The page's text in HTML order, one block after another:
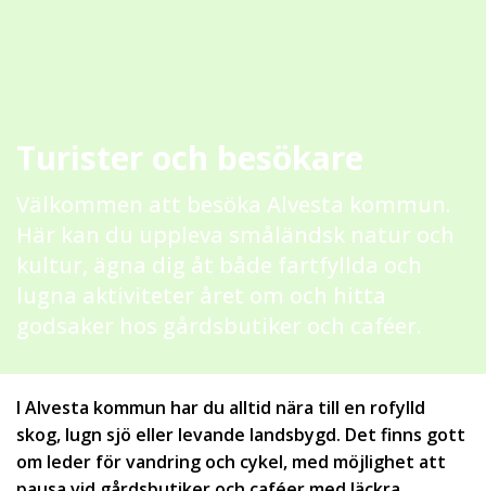
Turister och besökare
Välkommen att besöka Alvesta kommun.
Här kan du uppleva småländsk natur och
kultur, ägna dig åt både fartfyllda och
lugna aktiviteter året om och hitta
godsaker hos gårdsbutiker och caféer.
I Alvesta kommun har du alltid nära till en rofylld
skog, lugn sjö eller levande landsbygd. Det finns gott
om leder för vandring och cykel, med möjlighet att